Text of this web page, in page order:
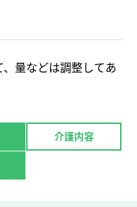
量などは調整してあ
介護内容